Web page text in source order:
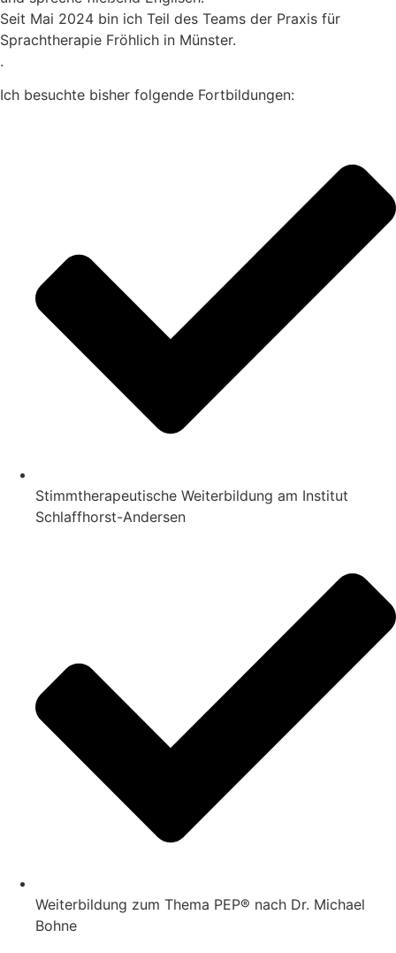
Seit Mai 2024 bin ich Teil des Teams der Praxis für
Sprachtherapie Fröhlich in Münster.
.
Ich besuchte bisher folgende Fortbildungen:
Stimmtherapeutische Weiterbildung am Institut
Schlaffhorst-Andersen
Weiterbildung zum Thema PEP® nach Dr. Michael
Bohne